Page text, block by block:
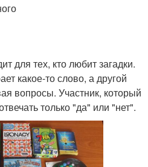
для тех, кто любит загадки.
какое-то слово, а другой
вопросы. Участник, который
только "да" или "нет".